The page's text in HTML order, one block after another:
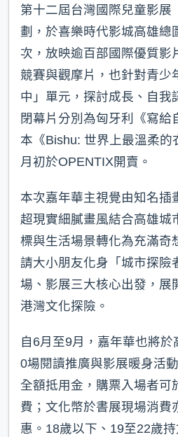
第十二屆台灣國際兒童影展
劃，於喜樂時代影城高雄總
次，放映逾百部國際優質影
競賽與觀摩片，也針對青少
中」單元，探討成長、自我
閉幕片分別為匈牙利《寫給
本《Bishu: 世界上最溫柔的
月初於OPENTIX開賣。
本次嘉年華主視覺由知名插
超現實細膩畫風結合高雄城
標與生活場景轉化為充滿奇
請大小朋友化身「城市探險
場、影展三大核心出發，展
港灣文化探險。
自6月至9月，嘉年華也將
0場閱讀推廣與影展暖身活
全額抵用金，購票入場者可
費；文化幣於書展現場消費
惠。18歲以下、19至22歲